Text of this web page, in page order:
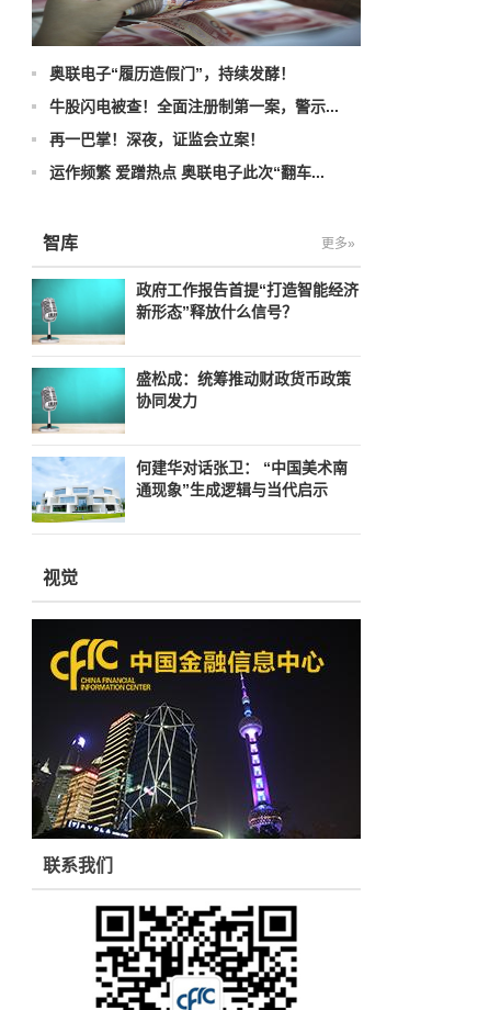
奥联电子“履历造假门”，持续发酵！
牛股闪电被查！全面注册制第一案，警示...
再一巴掌！深夜，证监会立案！
运作频繁 爱蹭热点 奥联电子此次“翻车...
智库 更多»
政府工作报告首提“打造智能经济
新形态”释放什么信号？
盛松成：统筹推动财政货币政策
协同发力
何建华对话张卫： “中国美术南
通现象”生成逻辑与当代启示
视觉
联系我们